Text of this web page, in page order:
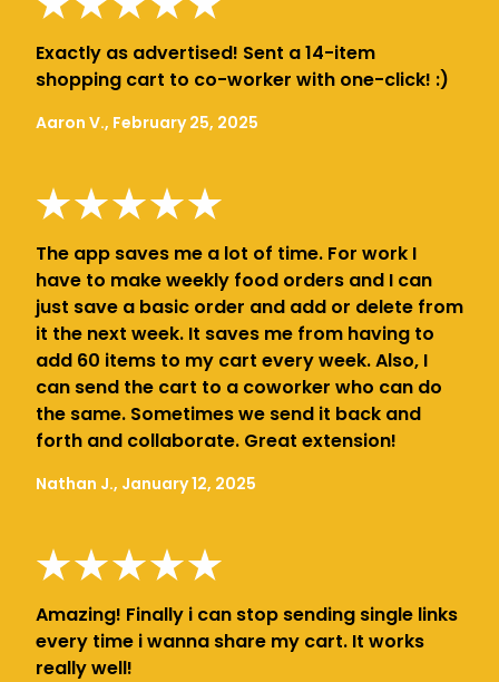
Exactly as advertised! Sent a 14-item
shopping cart to co-worker with one-click! :)
Aaron V., February 25, 2025
The app saves me a lot of time. For work I
have to make weekly food orders and I can
just save a basic order and add or delete from
it the next week. It saves me from having to
add 60 items to my cart every week. Also, I
can send the cart to a coworker who can do
the same. Sometimes we send it back and
forth and collaborate. Great extension!
Nathan J., January 12, 2025
Amazing! Finally i can stop sending single links
every time i wanna share my cart. It works
really well!